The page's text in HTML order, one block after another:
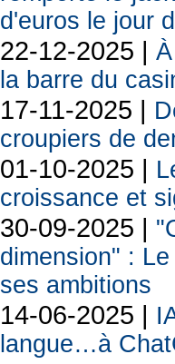
d'euros le jour
22-12-2025 |
la barre du
17-11-2025 |
croupiers de
01-10-2025 |
croissance et
30-09-2025 |
dimension" :
ses ambitions
14-06-2025 |
langue…à